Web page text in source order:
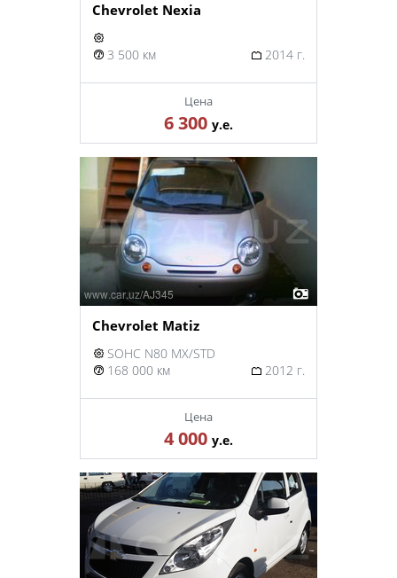
Chevrolet Nexia
3 500 км 2014 г.
Цена
6 300 у.е.
Chevrolet Matiz
SOHC N80 MX/STD
168 000 км
2012 г.
Цена
4 000 у.е.